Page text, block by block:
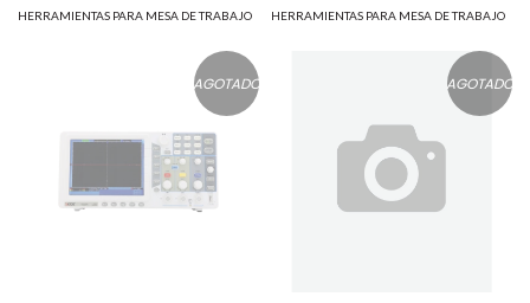
HERRAMIENTAS PARA MESA DE TRABAJO HERRAMIENTAS PARA MESA DE TRABAJO
AGOTADO AGOTADO